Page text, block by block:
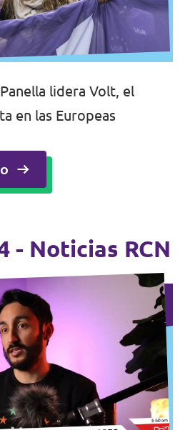
lidera Volt, el
en las Europeas
- Noticias RCN